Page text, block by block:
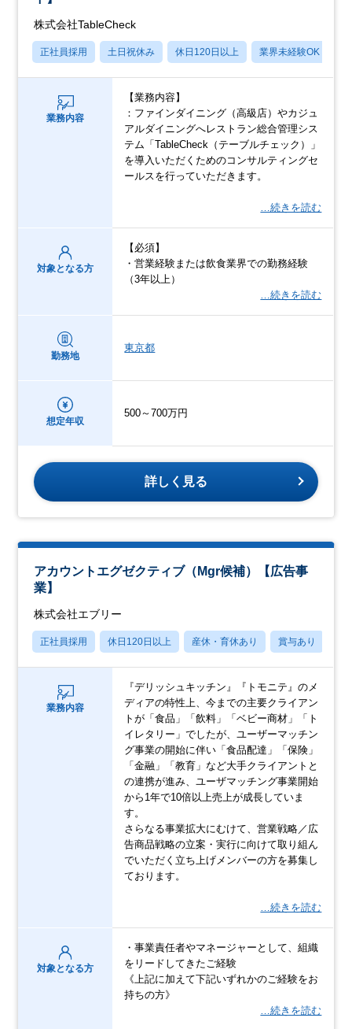
株式会社TableCheck
正社員採用 土日祝休み 休日120日以上 業界未経験OK
業務内容
【業務内容】
：ファインダイニング（高級店）やカジュ
アルダイニングへレストラン総合管理シス
テム「TableCheck（テーブルチェック）」
を導入いただくためのコンサルティングセ
ールスを行っていただきます。
…続きを読む
対象となる方
【必須】
・営業経験または飲食業界での勤務経験
（3年以上）
…続きを読む
勤務地
東京都
想定年収
500～700万円
詳しく見る
アカウントエグゼクティブ（Mgr候補）【広告事
業】
株式会社エブリー
正社員採用 休日120日以上 産休・育休あり 賞与あり
業務内容
『デリッシュキッチン』『トモニテ』のメ
ディアの特性上、今までの主要クライアン
トが「食品」「飲料」「ベビー商材」「ト
イレタリー」でしたが、ユーザーマッチン
グ事業の開始に伴い「食品配達」「保険」
「金融」「教育」など大手クライアントと
の連携が進み、ユーザマッチング事業開始
から1年で10倍以上売上が成長していま
す。
さらなる事業拡大にむけて、営業戦略／広
告商品戦略の立案・実行に向けて取り組ん
でいただく立ち上げメンバーの方を募集し
ております。
…続きを読む
対象となる方
・事業責任者やマネージャーとして、組織
をリードしてきたご経験
《上記に加えて下記いずれかのご経験をお
持ちの方》
…続きを読む